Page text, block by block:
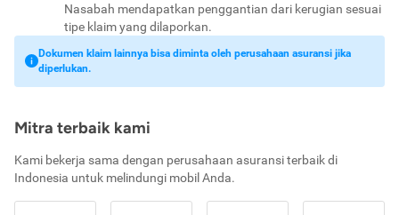
Nasabah mendapatkan penggantian dari kerugian sesuai
tipe klaim yang dilaporkan.
Dokumen klaim lainnya bisa diminta oleh perusahaan asuransi jika
diperlukan.
Mitra terbaik kami
Kami bekerja sama dengan perusahaan asuransi terbaik di
Indonesia untuk melindungi mobil Anda.